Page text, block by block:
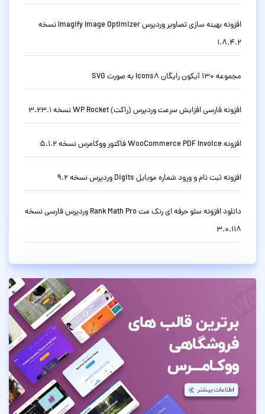
افزونه بهینه سازی تصاویر وردپرس Imagify Image Optimizer نسخه
1.8.4.2
مجموعه 130 آیکون رایگان Icons8 به صورت SVG
افزونه فارسی افزایش سرعت وردپرس (راکت) WP Rocket نسخه 3.23.1
افزونه WooCommerce PDF Invoice فاکتور ووکامرس نسخه 5.1.2
افزونه ثبت نام و ورود شماره موبایل Digits وردپرس نسخه 9.2
دانلود افزونه سئو حرفه ای رنک مث Rank Math Pro وردپرس فارسی نسخه
3.0.118